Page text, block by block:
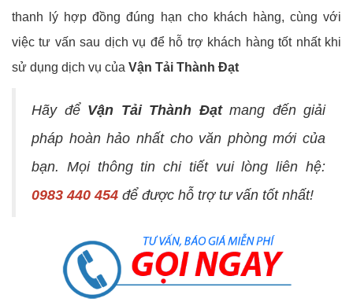
thanh lý hợp đồng đúng hạn cho khách hàng, cùng với
việc tư vấn sau dịch vụ để hỗ trợ khách hàng tốt nhất khi
sử dụng dịch vụ của Vận Tải Thành Đạt
Hãy để Vận Tải Thành Đạt mang đến giải
pháp hoàn hảo nhất cho văn phòng mới của
bạn. Mọi thông tin chi tiết vui lòng liên hệ:
0983 440 454 để được hỗ trợ tư vấn tốt nhất!